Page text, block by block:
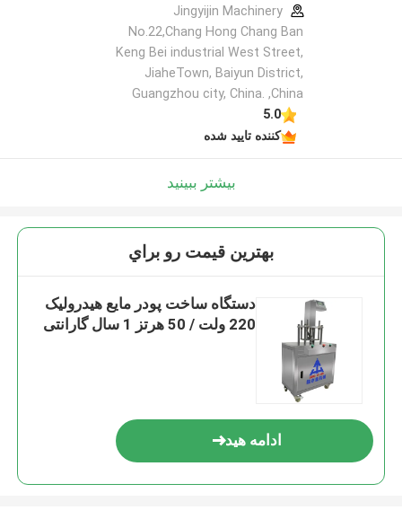
Jingyijin Machinery
No.22,Chang Hong Chang Ban
Keng Bei industrial West Street,
JiaheTown, Baiyun District,
Guangzhou city, China. ,China
5.0
کننده تایید شده
بیشتر ببینید
بهترين قيمت رو براي
دستگاه ساخت پودر مایع هیدرولیک
220 ولت / 50 هرتز 1 سال گارانتی
ادامه هید